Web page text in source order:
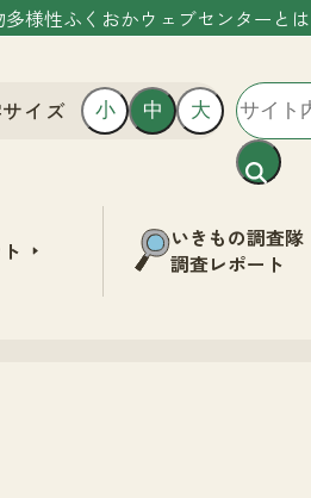
多様性ふくおかウェブセンターとは
イズ 小 中 大
いきもの調査隊
調査レポート